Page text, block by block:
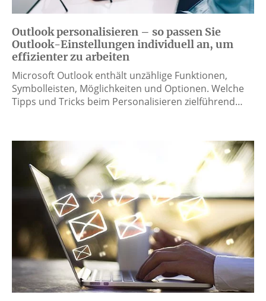
Outlook personalisieren – so passen Sie
Outlook-Einstellungen individuell an, um
effizienter zu arbeiten
Microsoft Outlook enthält unzählige Funktionen,
Symbolleisten, Möglichkeiten und Optionen. Welche
Tipps und Tricks beim Personalisieren zielführend…